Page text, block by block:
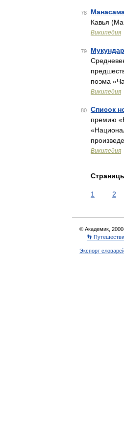
78
Кавья
Википедия
79
поэма
Википедия
80 Список
премию
Википедия
1 2
© Академик,
👣
Экспорт